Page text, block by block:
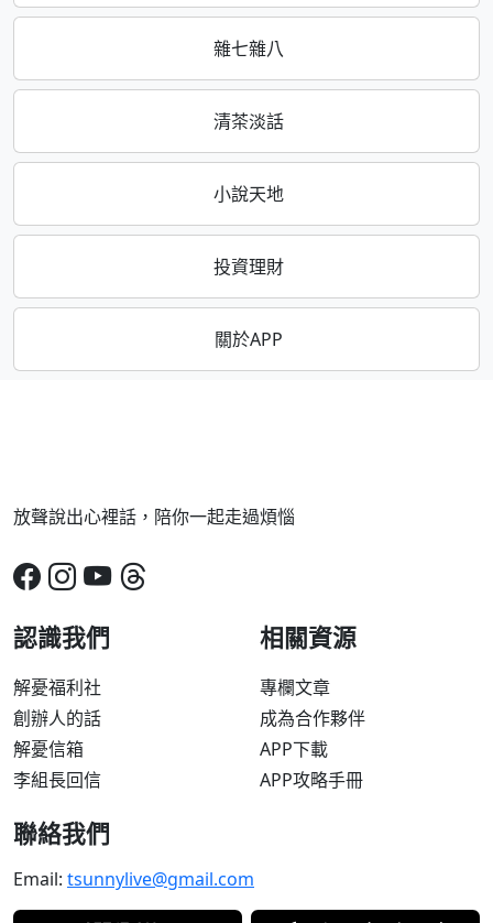
雜七雜八
清茶淡話
小說天地
投資理財
關於APP
放聲說出心裡話，陪你一起走過煩惱
認識我們
解憂福利社
創辦人的話
解憂信箱
李組長回信
相關資源
專欄文章
成為合作夥伴
APP下載
APP攻略手冊
聯絡我們
Email: tsunnylive@gmail.com